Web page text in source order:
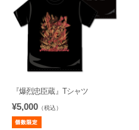
『爆烈忠臣蔵』Tシャツ
¥5,000 （税込）